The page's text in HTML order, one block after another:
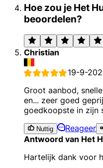
Hoe zou je Het
beoordelen?
Christian
19-9-
Groot aanbod,
en... zeer goed
goedkoopste in zijn
Nuttig Reageer
Antwoord van Het
Hartelijk dank voor